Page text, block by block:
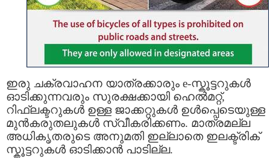
ഇരു ചക്രവാഹന യാത്രക്കാരും e-സ്കൂട്ടറുകൾ
ഓടിക്കുന്നവരും സുരക്ഷക്കായി ഹെൽമറ്റ്,
റിഫ്ലക്ടറുകൾ ഉള്ള ജാക്കറ്റുകൾ ഉൾപ്പെടെയുള്ള
മുൻകരുതലുകൾ സ്വീകരിക്കണം. മാത്രമല്ല
അധികൃതരുടെ അനുമതി ഇല്ലാതെ ഇലക്ട്രിക്
സ്കൂട്ടറുകൾ ഓടിക്കാൻ പാടില്ല.